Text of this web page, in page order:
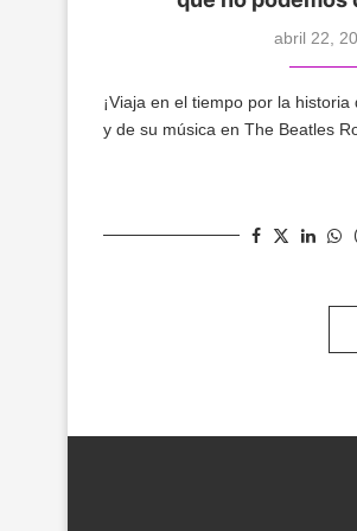
abril 22,
¡Viaja en el tiempo por la
y de su música en The Beatles